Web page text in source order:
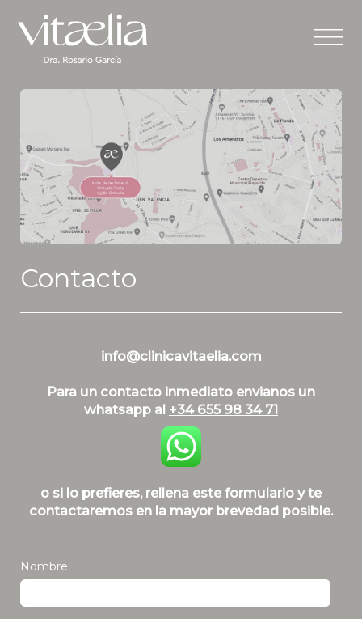
Home
Equipo
Servicios
Contacto
Blog
Contacto
info@clinicavitaelia.com
Para un contacto inmediato envianos un
whatsapp al +34 655 98 34 71
o si lo prefieres, rellena este formulario y te
contactaremos en la mayor brevedad posible.
Nombre